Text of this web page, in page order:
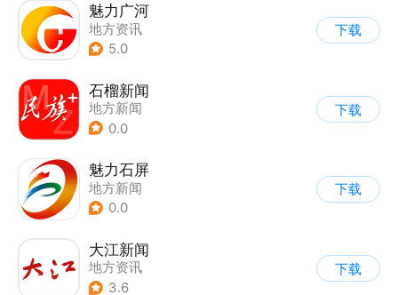
魅力广河
地方资讯
5.0
下载
石榴新闻
地方新闻
0.0
下载
魅力石屏
地方新闻
0.0
下载
大江新闻
地方资讯
3.6
下载